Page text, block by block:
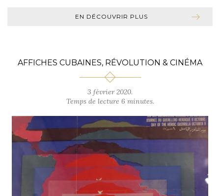
EN DÉCOUVRIR PLUS
AFFICHES CUBAINES, RÉVOLUTION & CINÉMA
3 février 2020.
Temps de lecture 6 minutes.